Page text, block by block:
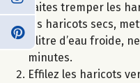
Faites tremper les
les haricots secs,
1 litre d’eau froide,
minutes.
Effilez les haricots